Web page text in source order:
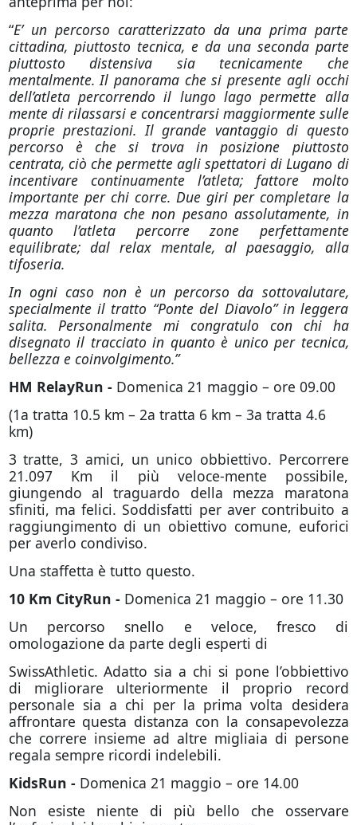
“E’ un percorso caratterizzato da una prima parte
cittadina, piuttosto tecnica, e da una seconda parte
piuttosto distensiva sia tecnicamente che
mentalmente. Il panorama che si presente agli occhi
dell’atleta percorrendo il lungo lago permette alla
mente di rilassarsi e concentrarsi maggiormente sulle
proprie prestazioni. Il grande vantaggio di questo
percorso è che si trova in posizione piuttosto
centrata, ciò che permette agli spettatori di Lugano di
incentivare continuamente l’atleta; fattore molto
importante per chi corre. Due giri per completare la
mezza maratona che non pesano assolutamente, in
quanto l’atleta percorre zone perfettamente
equilibrate; dal relax mentale, al paesaggio, alla
tifoseria.
In ogni caso non è un percorso da sottovalutare,
specialmente il tratto “Ponte del Diavolo” in leggera
salita. Personalmente mi congratulo con chi ha
disegnato il tracciato in quanto è unico per tecnica,
bellezza e coinvolgimento.”
HM RelayRun - Domenica 21 maggio – ore 09.00
(1a tratta 10.5 km – 2a tratta 6 km – 3a tratta 4.6
km)
3 tratte, 3 amici, un unico obbiettivo. Percorrere
21.097 Km il più veloce-mente possibile,
giungendo al traguardo della mezza maratona
sfiniti, ma felici. Soddisfatti per aver contribuito a
raggiungimento di un obiettivo comune, euforici
per averlo condiviso.
Una staffetta è tutto questo.
10 Km CityRun - Domenica 21 maggio – ore 11.30
Un percorso snello e veloce, fresco di
omologazione da parte degli esperti di
SwissAthletic. Adatto sia a chi si pone l’obbiettivo
di migliorare ulteriormente il proprio record
personale sia a chi per la prima volta desidera
affrontare questa distanza con la consapevolezza
che correre insieme ad altre migliaia di persone
regala sempre ricordi indelebili.
KidsRun - Domenica 21 maggio – ore 14.00
Non esiste niente di più bello che osservare